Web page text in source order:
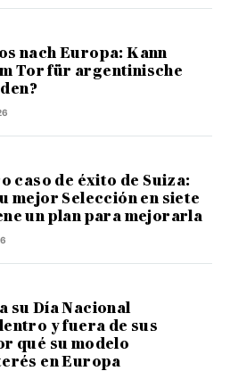
nach Europa: Kann
Tor für argentinische
caso de éxito de Suiza:
mejor Selección en siete
un plan para mejorarla
su Día Nacional
y fuera de sus
qué su modelo
en Europa